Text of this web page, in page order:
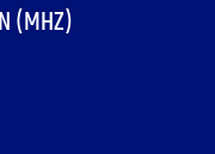
(MHZ)